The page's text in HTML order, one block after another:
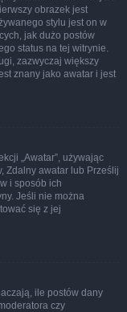
obrazek jest
stylu jest on w
jak dużo postów
status na tej witrynie.
zazwyczaj większy
znany jako awatar i jest
„Awatar”, używając
Zdalny awatar lub Prześlij
i sposób ich
Jeśli nie można
się z jej
ile postów dany
czy